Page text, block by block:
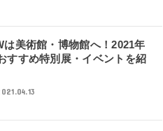
は美術館・博物館へ！2021年
すすめ特別展・イベントを紹